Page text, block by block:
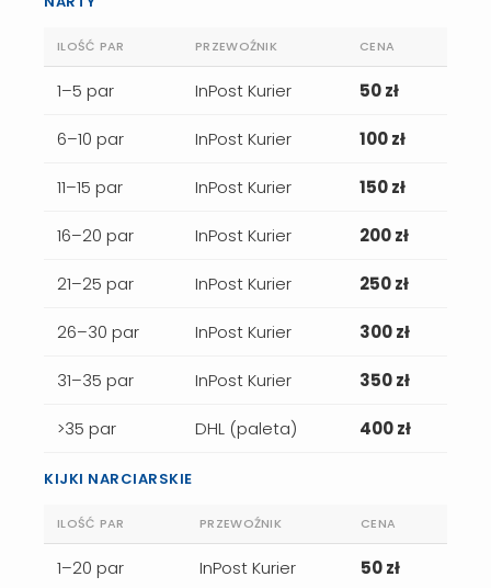
ILOŚĆ PAR PRZEWOŹNIK CENA
1–5 par InPost Kurier 50 zł
6–10 par InPost Kurier 100 zł
11–15 par InPost Kurier 150 zł
16–20 par InPost Kurier 200 zł
21–25 par InPost Kurier 250 zł
26–30 par InPost Kurier 300 zł
31–35 par InPost Kurier 350 zł
>35 par DHL (paleta) 400 zł
KIJKI NARCIARSKIE
ILOŚĆ PAR PRZEWOŹNIK CENA
1–20 par InPost Kurier 50 zł